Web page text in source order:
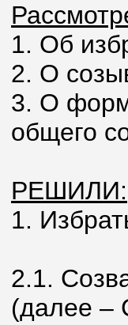
1. Об
2. О
3. О
общего
РЕШИЛИ:
1.
2.1.
(далее –